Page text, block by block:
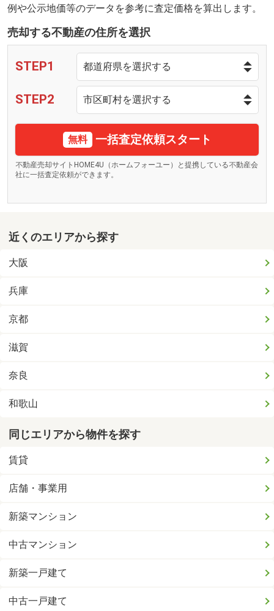
例や公示地価等のデータを参考に査定価格を算出します。
売却する不動産の住所を選択
STEP1
STEP2
無料 一括査定依頼スタート
不動産売却サイトHOME4U（ホームフォーユー）と提携している不動産会
社に一括査定依頼ができます。
近くのエリアから探す
大阪
兵庫
京都
滋賀
奈良
和歌山
同じエリアから物件を探す
賃貸
店舗・事業用
新築マンション
中古マンション
新築一戸建て
中古一戸建て